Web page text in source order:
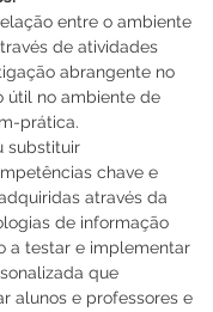
entre o ambiente
de atividades
abrangente no
útil no ambiente de
prática.
substituir
chave e
através da
de informação
a testar e implementar
que
alunos e professores e